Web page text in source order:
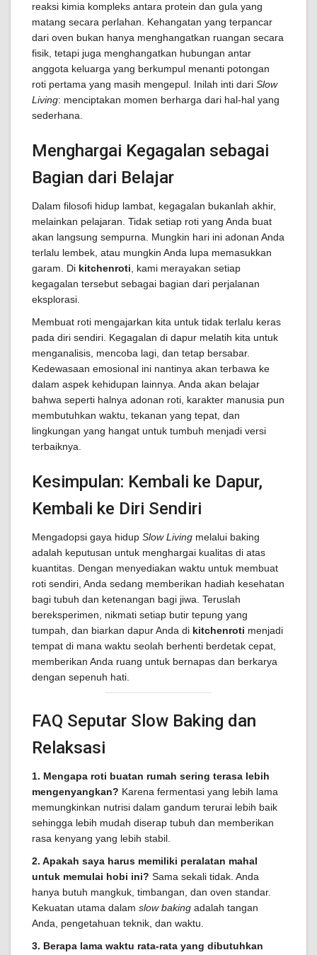
reaksi kimia kompleks antara protein dan gula yang
matang secara perlahan. Kehangatan yang terpancar
dari oven bukan hanya menghangatkan ruangan secara
fisik, tetapi juga menghangatkan hubungan antar
anggota keluarga yang berkumpul menanti potongan
roti pertama yang masih mengepul. Inilah inti dari Slow
Living: menciptakan momen berharga dari hal-hal yang
sederhana.
Menghargai Kegagalan sebagai
Bagian dari Belajar
Dalam filosofi hidup lambat, kegagalan bukanlah akhir,
melainkan pelajaran. Tidak setiap roti yang Anda buat
akan langsung sempurna. Mungkin hari ini adonan Anda
terlalu lembek, atau mungkin Anda lupa memasukkan
garam. Di kitchenroti , kami merayakan setiap
kegagalan tersebut sebagai bagian dari perjalanan
eksplorasi.
Membuat roti mengajarkan kita untuk tidak terlalu keras
pada diri sendiri. Kegagalan di dapur melatih kita untuk
menganalisis, mencoba lagi, dan tetap bersabar.
Kedewasaan emosional ini nantinya akan terbawa ke
dalam aspek kehidupan lainnya. Anda akan belajar
bahwa seperti halnya adonan roti, karakter manusia pun
membutuhkan waktu, tekanan yang tepat, dan
lingkungan yang hangat untuk tumbuh menjadi versi
terbaiknya.
Kesimpulan: Kembali ke Dapur,
Kembali ke Diri Sendiri
Mengadopsi gaya hidup Slow Living melalui baking
adalah keputusan untuk menghargai kualitas di atas
kuantitas. Dengan menyediakan waktu untuk membuat
roti sendiri, Anda sedang memberikan hadiah kesehatan
bagi tubuh dan ketenangan bagi jiwa. Teruslah
bereksperimen, nikmati setiap butir tepung yang
tumpah, dan biarkan dapur Anda di kitchenroti menjadi
tempat di mana waktu seolah berhenti berdetak cepat,
memberikan Anda ruang untuk bernapas dan berkarya
dengan sepenuh hati.
FAQ Seputar Slow Baking dan
Relaksasi
1. Mengapa roti buatan rumah sering terasa lebih
mengenyangkan? Karena fermentasi yang lebih lama
memungkinkan nutrisi dalam gandum terurai lebih baik
sehingga lebih mudah diserap tubuh dan memberikan
rasa kenyang yang lebih stabil.
2. Apakah saya harus memiliki peralatan mahal
untuk memulai hobi ini? Sama sekali tidak. Anda
hanya butuh mangkuk, timbangan, dan oven standar.
Kekuatan utama dalam slow baking adalah tangan
Anda, pengetahuan teknik, dan waktu.
3. Berapa lama waktu rata-rata yang dibutuhkan